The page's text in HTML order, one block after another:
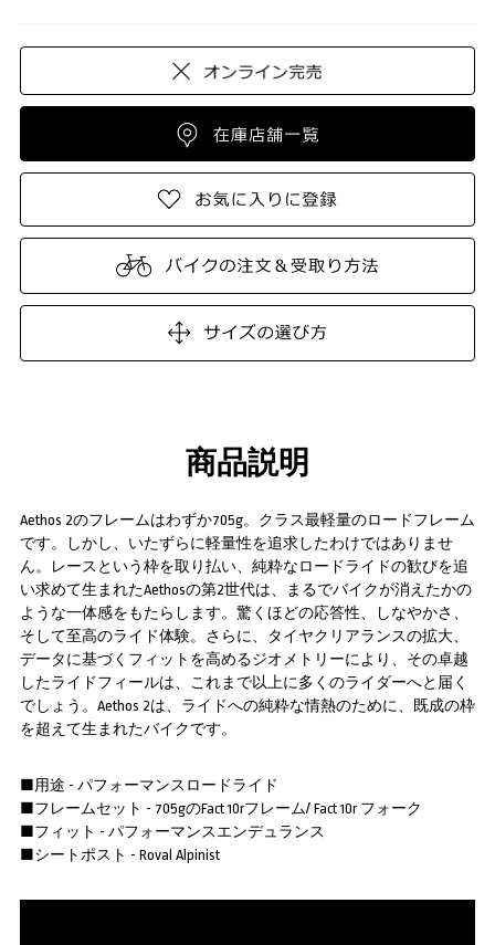
商品説明
Aethos 2のフレームはわずか705g。クラス最軽量のロードフレーム
です。しかし、いたずらに軽量性を追求したわけではありませ
ん。レースという枠を取り払い、純粋なロードライドの歓びを追
い求めて生まれたAethosの第2世代は、まるでバイクが消えたかの
ような一体感をもたらします。驚くほどの応答性、しなやかさ、
そして至高のライド体験。さらに、タイヤクリアランスの拡大、
データに基づくフィットを高めるジオメトリーにより、その卓越
したライドフィールは、これまで以上に多くのライダーへと届く
でしょう。Aethos 2は、ライドへの純粋な情熱のために、既成の枠
を超えて生まれたバイクです。
■用途 - パフォーマンスロードライド
■フレームセット - 705gのFact 10rフレーム/ Fact 10r フォーク
■フィット - パフォーマンスエンデュランス
■シートポスト - Roval Alpinist